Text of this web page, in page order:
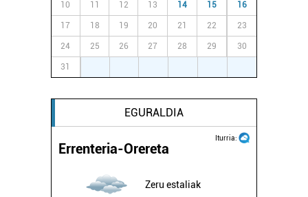
10 11 12 13 14 15 16
17 18 19 20 21 22 23
24 25 26 27 28 29 30
31
EGURALDIA
Iturria:
Errenteria-Orereta
Zeru estaliak